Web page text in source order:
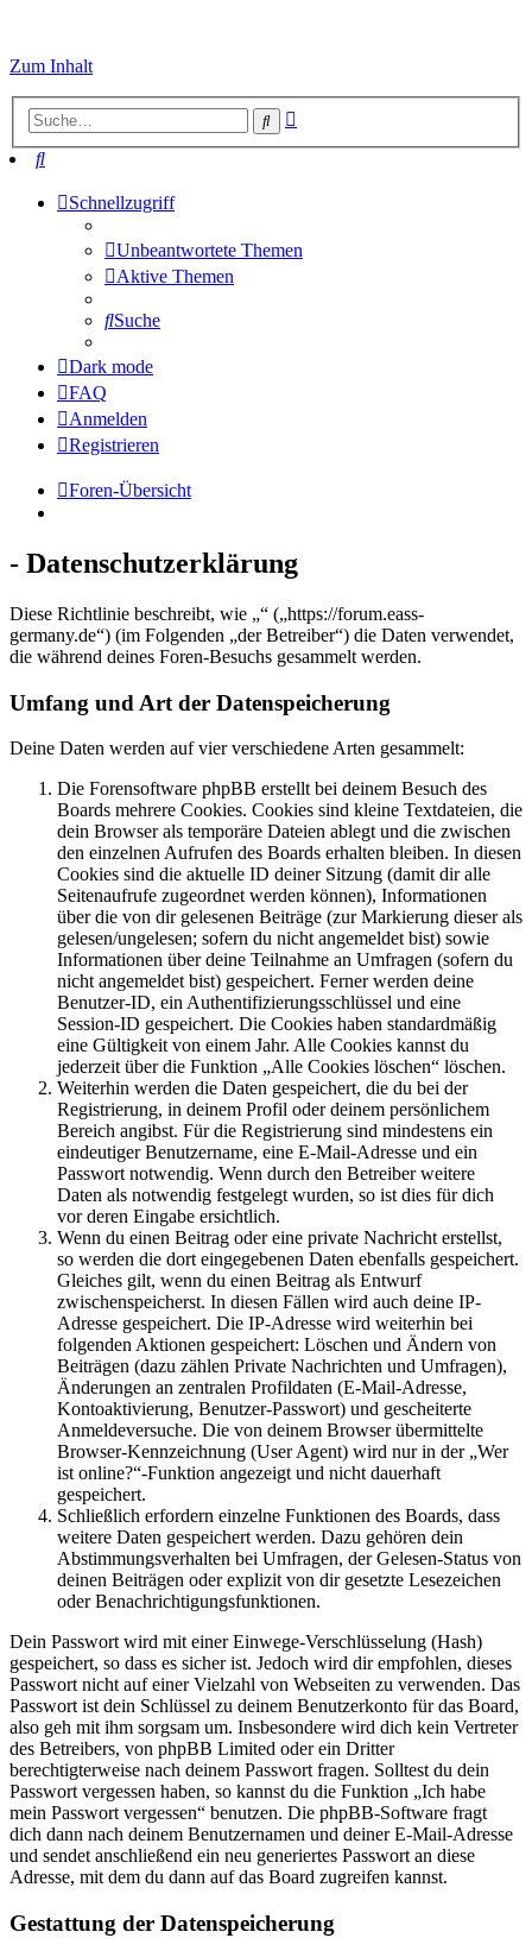
Zum Inhalt
Suche
Suche
Schnellzugriff
Unbeantwortete Themen
Aktive Themen
Suche
Dark mode
FAQ
Anmelden
Registrieren
Foren-Übersicht
- Datenschutzerklärung
Diese Richtlinie beschreibt, wie „“ („https://forum.eass-
germany.de“) (im Folgenden „der Betreiber“) die Daten verwendet,
die während deines Foren-Besuchs gesammelt werden.
Umfang und Art der Datenspeicherung
Deine Daten werden auf vier verschiedene Arten gesammelt:
Die Forensoftware phpBB erstellt bei deinem Besuch des
Boards mehrere Cookies. Cookies sind kleine Textdateien, die
dein Browser als temporäre Dateien ablegt und die zwischen
den einzelnen Aufrufen des Boards erhalten bleiben. In diesen
Cookies sind die aktuelle ID deiner Sitzung (damit dir alle
Seitenaufrufe zugeordnet werden können), Informationen
über die von dir gelesenen Beiträge (zur Markierung dieser als
gelesen/ungelesen; sofern du nicht angemeldet bist) sowie
Informationen über deine Teilnahme an Umfragen (sofern du
nicht angemeldet bist) gespeichert. Ferner werden deine
Benutzer-ID, ein Authentifizierungsschlüssel und eine
Session-ID gespeichert. Die Cookies haben standardmäßig
eine Gültigkeit von einem Jahr. Alle Cookies kannst du
jederzeit über die Funktion „Alle Cookies löschen“ löschen.
Weiterhin werden die Daten gespeichert, die du bei der
Registrierung, in deinem Profil oder deinem persönlichem
Bereich angibst. Für die Registrierung sind mindestens ein
eindeutiger Benutzername, eine E-Mail-Adresse und ein
Passwort notwendig. Wenn durch den Betreiber weitere
Daten als notwendig festgelegt wurden, so ist dies für dich
vor deren Eingabe ersichtlich.
Wenn du einen Beitrag oder eine private Nachricht erstellst,
so werden die dort eingegebenen Daten ebenfalls gespeichert.
Gleiches gilt, wenn du einen Beitrag als Entwurf
zwischenspeicherst. In diesen Fällen wird auch deine IP-
Adresse gespeichert. Die IP-Adresse wird weiterhin bei
folgenden Aktionen gespeichert: Löschen und Ändern von
Beiträgen (dazu zählen Private Nachrichten und Umfragen),
Änderungen an zentralen Profildaten (E-Mail-Adresse,
Kontoaktivierung, Benutzer-Passwort) und gescheiterte
Anmeldeversuche. Die von deinem Browser übermittelte
Browser-Kennzeichnung (User Agent) wird nur in der „Wer
ist online?“-Funktion angezeigt und nicht dauerhaft
gespeichert.
Schließlich erfordern einzelne Funktionen des Boards, dass
weitere Daten gespeichert werden. Dazu gehören dein
Abstimmungsverhalten bei Umfragen, der Gelesen-Status von
deinen Beiträgen oder explizit von dir gesetzte Lesezeichen
oder Benachrichtigungsfunktionen.
Dein Passwort wird mit einer Einwege-Verschlüsselung (Hash)
gespeichert, so dass es sicher ist. Jedoch wird dir empfohlen, dieses
Passwort nicht auf einer Vielzahl von Webseiten zu verwenden. Das
Passwort ist dein Schlüssel zu deinem Benutzerkonto für das Board,
also geh mit ihm sorgsam um. Insbesondere wird dich kein Vertreter
des Betreibers, von phpBB Limited oder ein Dritter
berechtigterweise nach deinem Passwort fragen. Solltest du dein
Passwort vergessen haben, so kannst du die Funktion „Ich habe
mein Passwort vergessen“ benutzen. Die phpBB-Software fragt
dich dann nach deinem Benutzernamen und deiner E-Mail-Adresse
und sendet anschließend ein neu generiertes Passwort an diese
Adresse, mit dem du dann auf das Board zugreifen kannst.
Gestattung der Datenspeicherung